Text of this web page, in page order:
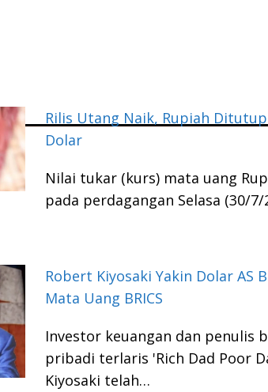
Rilis Utang Naik, Rupiah
Dolar
Nilai tukar (kurs) mata uang
pada perdagangan Selasa (30/
Robert Kiyosaki Yakin Dolar AS
Mata Uang BRICS
Investor keuangan dan penulis
pribadi terlaris 'Rich Dad Poor
Kiyosaki telah…